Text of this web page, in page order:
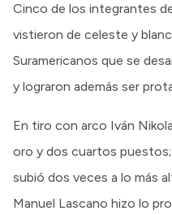
Cinco de los integrantes
vistieron de celeste y
Suramericanos que se
y lograron además ser
En tiro con arco Iván
oro y dos cuartos
subió dos veces a lo más
Manuel Lascano hizo lo